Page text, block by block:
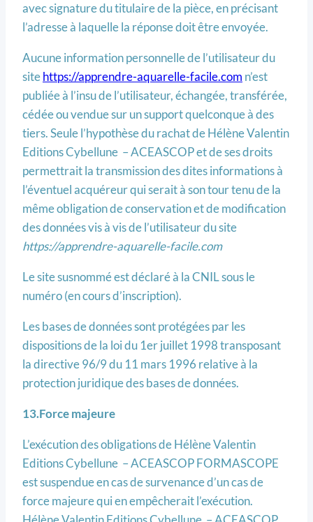
avec signature du titulaire de la pièce, en précisant
l’adresse à laquelle la réponse doit être envoyée.
Aucune information personnelle de l’utilisateur du
sitehttps://apprendre-aquarelle-facile.com n’est
publiée à l’insu de l’utilisateur, échangée, transférée,
cédée ou vendue sur un support quelconque à des
tiers. Seule l’hypothèse du rachat de Hélène Valentin
Editions Cybellune – ACEASCOP et de ses droits
permettrait la transmission des dites informations à
l’éventuel acquéreur qui serait à son tour tenu de la
même obligation de conservation et de modification
des données vis à vis de l’utilisateur du site
https://apprendre-aquarelle-facile.com
Le site susnommé est déclaré à la CNIL sous le
numéro (en cours d’inscription).
Les bases de données sont protégées par les
dispositions de la loi du 1er juillet 1998 transposant
la directive 96/9 du 11 mars 1996 relative à la
protection juridique des bases de données.
13.Force majeure
L’exécution des obligations de Hélène Valentin
Editions Cybellune – ACEASCOP FORMASCOPE
est suspendue en cas de survenance d’un cas de
force majeure qui en empêcherait l’exécution.